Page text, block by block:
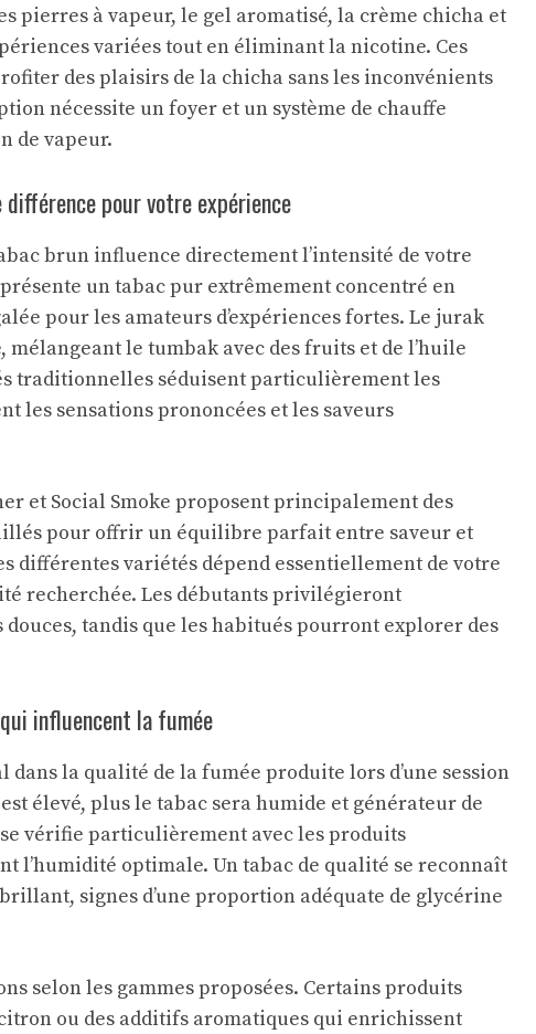
pierres à vapeur, le gel aromatisé, la crème chicha et
variées tout en éliminant la nicotine. Ces
des plaisirs de la chicha sans les inconvénients
nécessite un foyer et un système de chauffe
de vapeur.
pour votre expérience
brun influence directement l’intensité de votre
un tabac pur extrêmement concentré en
pour les amateurs d’expériences fortes. Le jurak
le tumbak avec des fruits et de l’huile
traditionnelles séduisent particulièrement les
les sensations prononcées et les saveurs
et Social Smoke proposent principalement des
pour offrir un équilibre parfait entre saveur et
différentes variétés dépend essentiellement de votre
recherchée. Les débutants privilégieront
tandis que les habitués pourront explorer des
influencent la fumée
la qualité de la fumée produite lors d’une session
élevé, plus le tabac sera humide et générateur de
vérifie particulièrement avec les produits
l’humidité optimale. Un tabac de qualité se reconnaît
signes d’une proportion adéquate de glycérine
selon les gammes proposées. Certains produits
ou des additifs aromatiques qui enrichissent